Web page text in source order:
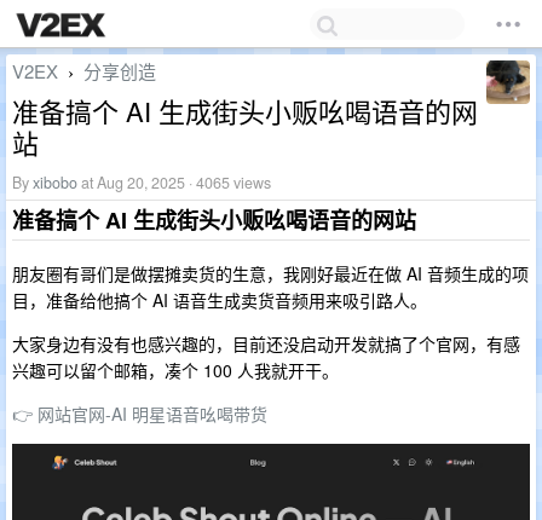
V2EX › 分享创造
准备搞个 AI 生成街头小贩吆喝语音的网
站
Byxiboboat Aug 20, 2025 · 4065 views
准备搞个 AI 生成街头小贩吆喝语音的网站
朋友圈有哥们是做摆摊卖货的生意，我刚好最近在做 AI 音频生成的项
目，准备给他搞个 AI 语音生成卖货音频用来吸引路人。
大家身边有没有也感兴趣的，目前还没启动开发就搞了个官网，有感
兴趣可以留个邮箱，凑个 100 人我就开干。
👉 网站官网-AI 明星语音吆喝带货